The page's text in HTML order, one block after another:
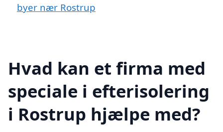
byer nær Rostrup
Hvad kan et firma med
speciale i efterisolering
i Rostrup hjælpe med?